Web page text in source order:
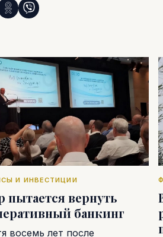
И ИНВЕСТИЦИИ
пытается вернуть
банкинг
восемь лет после